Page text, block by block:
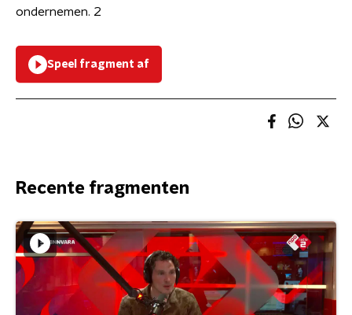
ondernemen. 2
Speel fragment af
Recente fragmenten